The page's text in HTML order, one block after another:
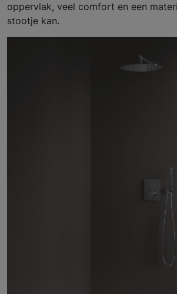
oppervlak, veel comfort en een
stootje kan.